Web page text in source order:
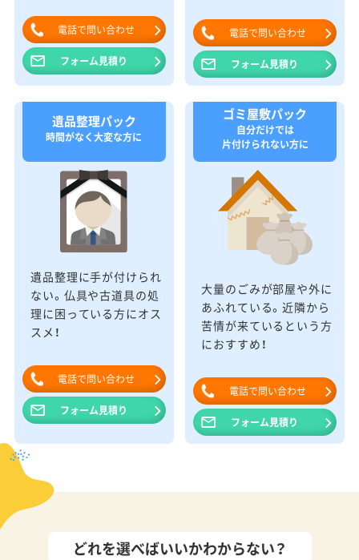
電話で問い合わせ
フォーム見積り
電話で問い合わせ
フォーム見積り
遺品整理パック
時間がなく大変な方に
遺品整理に手が付けられ
ない。仏具や古道具の処
理に困っている方にオス
スメ！
電話で問い合わせ
フォーム見積り
ゴミ屋敷パック
自分だけでは
片付けられない方に
大量のごみが部屋や外に
あふれている。近隣から
苦情が来ているという方
におすすめ！
電話で問い合わせ
フォーム見積り
どれを選べばいいかわからない？